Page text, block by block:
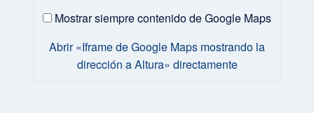
dirección
Altura»
Mostrar siempre contenido de Google Maps
Abrir «Iframe de Google Maps mostrando la
dirección a Altura» directamente